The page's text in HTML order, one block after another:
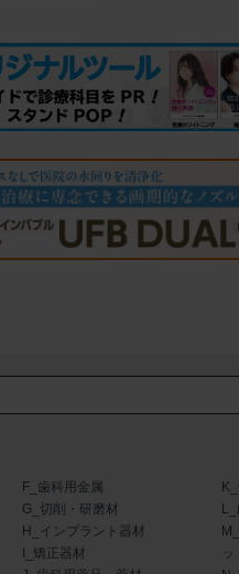
F_歯科用金属
G_切削・研磨材
H_インプラント器材
I_矯正器材
ッ